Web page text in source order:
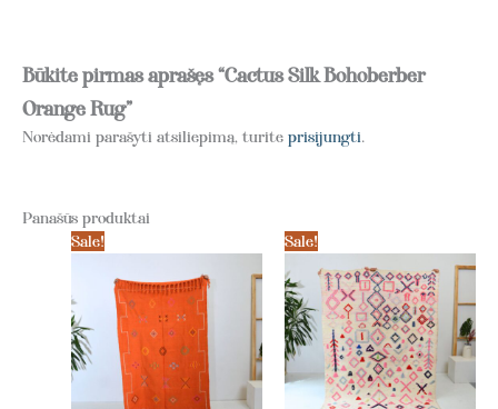
Būkite pirmas aprašęs “Cactus Silk Bohoberber
Orange Rug”
Norėdami parašyti atsiliepimą, turite prisijungti.
Panašūs produktai
Sale!
Sale!